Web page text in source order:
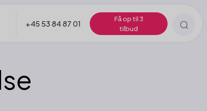
+45 53 84 87 01
Få op til 3
tilbud